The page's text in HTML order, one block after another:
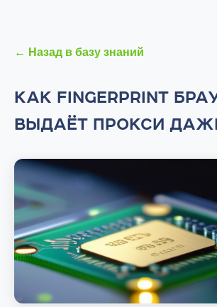
← Назад в базу знаний
КАК FINGERPRINT
ВЫДАЁТ ПРОКСИ